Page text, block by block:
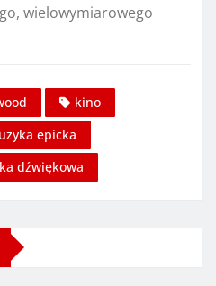
wielowymiarowego
kino
epicka
dźwiękowa